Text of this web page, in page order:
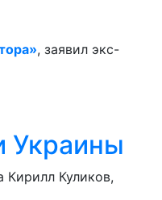
, заявил экс-
Украины
Кирилл Куликов,